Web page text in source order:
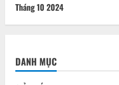
Tháng 10 2024
DANH MỤC